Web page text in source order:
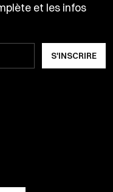
et les infos
S'INSCRIRE